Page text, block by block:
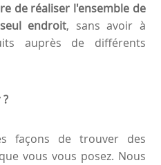
de réaliser l'ensemble de
endroit, sans avoir à
auprès de différents
façons de trouver des
vous vous posez. Nous